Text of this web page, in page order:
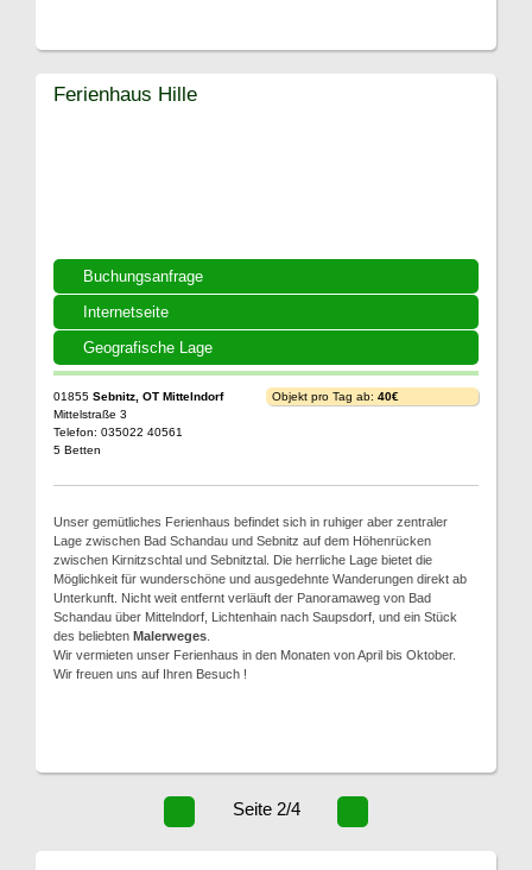
Buchungsanfrage
Internetseite
Geografische Lage
Ferienhaus Hille
01855 Sebnitz, OT Mittelndorf
Mittelstraße 3
Telefon: 035022 40561
5 Betten
Objekt pro Tag ab: 40€
Unser gemütliches Ferienhaus befindet sich in ruhiger aber zentraler
Lage zwischen Bad Schandau und Sebnitz auf dem Höhenrücken
zwischen Kirnitzschtal und Sebnitztal. Die herrliche Lage bietet die
Möglichkeit für wunderschöne und ausgedehnte Wanderungen direkt ab
Unterkunft. Nicht weit entfernt verläuft der Panoramaweg von Bad
Schandau über Mittelndorf, Lichtenhain nach Saupsdorf, und ein Stück
des beliebten Malerweges
Wir vermieten unser Ferienhaus in den Monaten von April bis Oktober.
Wir freuen uns auf Ihren Besuch !
Seite 2/4